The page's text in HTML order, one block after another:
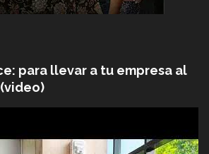
para llevar a tu empresa al